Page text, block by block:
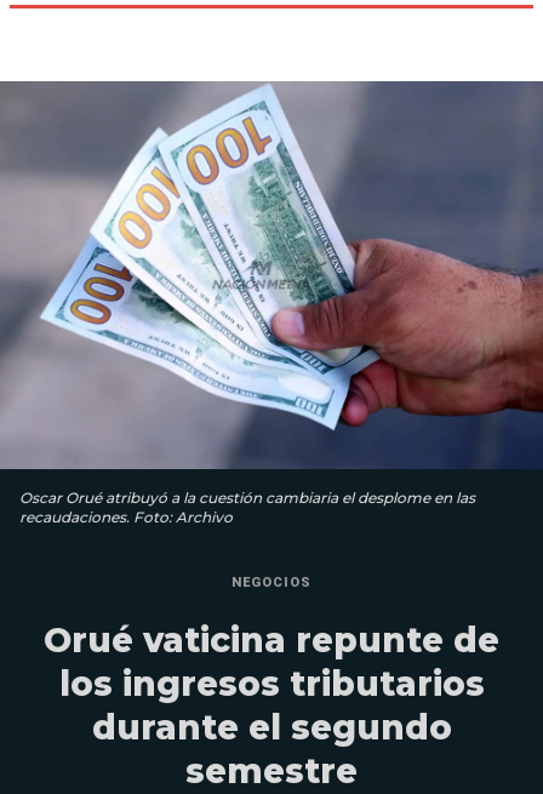
Oscar Orué atribuyó a la cuestión cambiaria el desplome en las
recaudaciones. Foto: Archivo
NEGOCIOS
Orué vaticina repunte de
los ingresos tributarios
durante el segundo
semestre